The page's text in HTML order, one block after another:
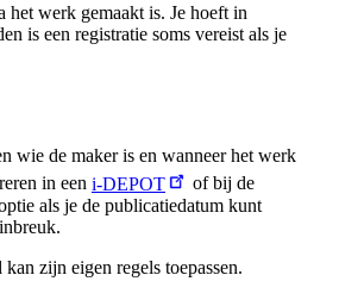
het werk gemaakt is. Je hoeft in
is een registratie soms vereist als je
wie de maker is en wanneer het werk
in een i-DEPOT
of bij de
als je de publicatiedatum kunt
zijn eigen regels toepassen.